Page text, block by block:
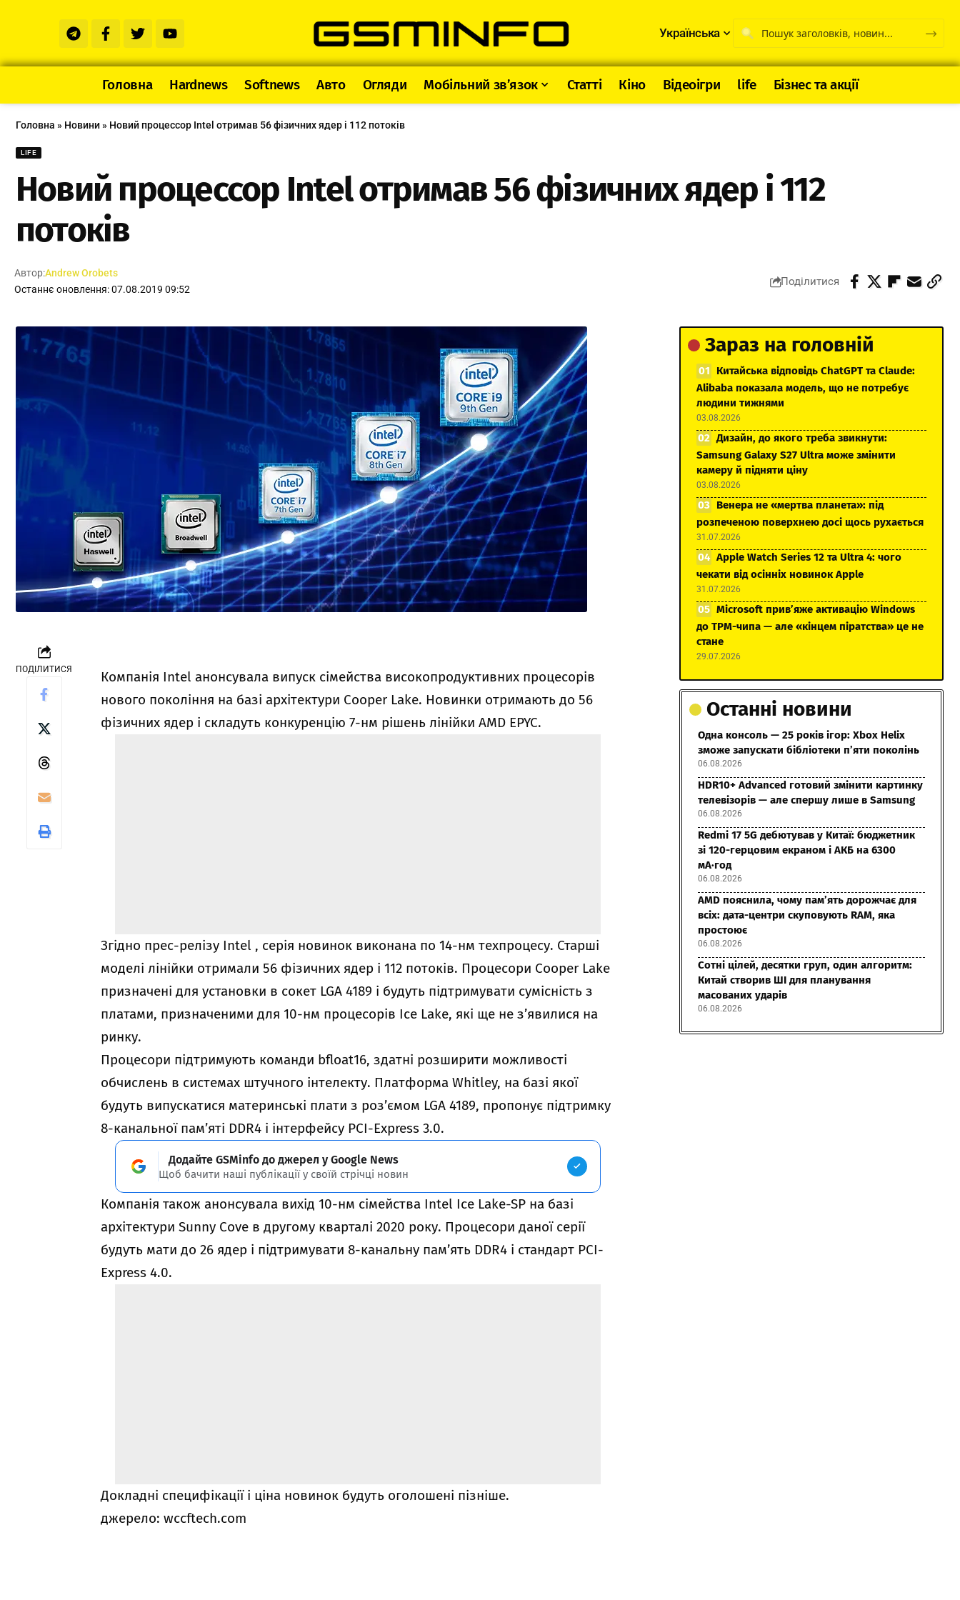
Українська
Головна Hardnews Softnews Авто Огляди Мобільний зв’язок Статті Кіно Відеоігри life Бізнес та акції
Головна » Новини» Новий процессор Intel отримав 56 фізичних ядер і 112 потоків
LIFE
Новий процессор Intel отримав 56 фізичних ядер і 112
потоків
Останнє оновлення: 07.08.2019 09:52
Автор:Andrew Orobets
Поділитися
ПОДІЛИТИСЯ
Компанія Intel анонсувала випуск сімейства високопродуктивних процесорів
нового покоління на базі архітектури Cooper Lake. Новинки отримають до 56
фізичних ядер і складуть конкуренцію 7-нм рішень лінійкиAMD EPYC.
Згідно прес-релізу Intel , серія новинок виконана по 14-нм техпроцесу. Старші
моделі лінійки отримали 56 фізичних ядер і 112 потоків. Процесори Cooper Lake
призначені для установки в сокет LGA 4189 і будуть підтримувати сумісність з
платами, призначеними для 10-нм процесорів Ice Lake, які ще не з’явилися на
ринку.
Процесори підтримують команди bfloat16, здатні розширити можливості
обчислень в системах штучного інтелекту. Платформа Whitley, на базі якої
будуть випускатися материнські плати з роз’ємом LGA 4189, пропонує підтримку
8-канальної пам’яті DDR4 і інтерфейсу PCI-Express 3.0.
Додайте GSMinfo до джерел у Google News
Щоб бачити наші публікації у своїй стрічці новин
Компанія також анонсувала вихід 10-нм сімейства Intel Ice Lake-SP на базі
архітектури Sunny Cove в другому кварталі 2020 року. Процесори даної серії
будуть мати до 26 ядер і підтримувати 8-канальну пам’ять DDR4 і стандарт PCI-
Express 4.0.
Докладні специфікації і ціна новинок будуть оголошені пізніше.
джерело:wccftech.com
Зараз на головній
Китайська відповідь ChatGPT та Claude:
Alibaba показала модель, що не потребує
людини тижнями
03.08.2026
Дизайн, до якого треба звикнути:
Samsung Galaxy S27 Ultra може змінити
камеру й підняти ціну
03.08.2026
Венера не «мертва планета»: під
розпеченою поверхнею досі щось рухається
31.07.2026
Apple Watch Series 12 та Ultra 4: чого
чекати від осінніх новинок Apple
31.07.2026
Microsoft прив’яже активацію Windows
до TPM-чипа — але «кінцем піратства» це не
стане
29.07.2026
Останні новини
Одна консоль — 25 років ігор: Xbox Helix
зможе запускати бібліотеки п’яти поколінь
06.08.2026
HDR10+ Advanced готовий змінити картинку
телевізорів — але спершу лише в Samsung
06.08.2026
Redmi 17 5G дебютував у Китаї: бюджетник
зі 120-герцовим екраном і АКБ на 6300
мА·год
06.08.2026
AMD пояснила, чому пам’ять дорожчає для
всіх: дата-центри скуповують RAM, яка
простоює
06.08.2026
Сотні цілей, десятки груп, один алгоритм:
Китай створив ШІ для планування
масованих ударів
06.08.2026